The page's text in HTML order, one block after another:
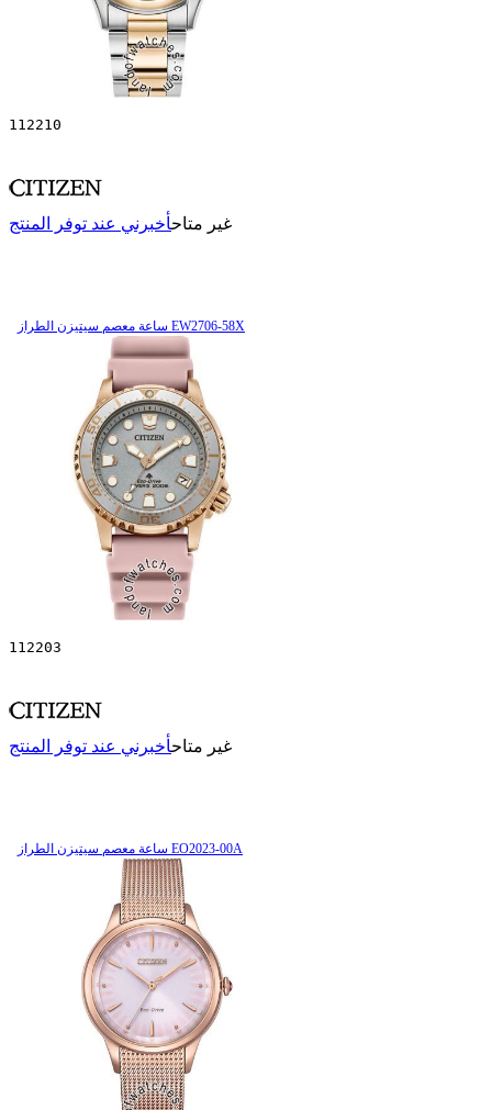
112210
غير متاحأخبرني عند توفر المنتج
ساعة معصم سیتیزن الطراز EW2706-58X
112203
غير متاحأخبرني عند توفر المنتج
ساعة معصم سیتیزن الطراز EO2023-00A